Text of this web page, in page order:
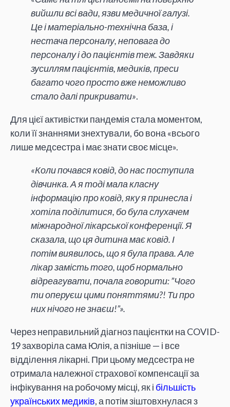
вийшли всі вади, язви медичної галузі.
Це і матеріально-технічна база, і
нестача персоналу, неповага до
персоналу і до пацієнтів теж. Завдяки
зусиллям пацієнтів, медиків, преси
багато чого просто вже неможливо
стало далі прикривати».
Для цієї активістки пандемія стала моментом,
коли її знаннями знехтували, бо вона «всього
лише медсестра і має знати своє місце».
«Коли почався ковід, до нас поступила
дівчинка. А я тоді мала класну
інформацію про ковід, яку я принесла і
хотіла поділитися, бо була слухачем
міжнародної лікарської конференції. Я
сказала, що ця дитина має ковід. І
потім виявилось, що я була права. Але
лікар замість того, щоб нормально
відреагувати, почала говорити: ”Чого
ти оперуєш цими поняттями?! Ти про
них нічого не знаєш!”».
Через неправильний діагноз пацієнтки на COVID-
19 захворіла сама Юлія, а пізніше — і все
відділення лікарні. При цьому медсестра не
отримала належної страхової компенсації за
інфікування на робочому місці, як і більшість
українських медиків, а потім зіштовхнулася з